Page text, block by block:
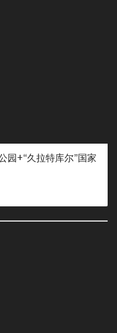
园+“久拉特库尔”国家